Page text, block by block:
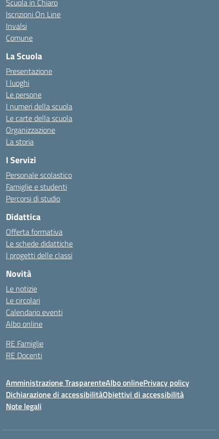
Scuola in Chiaro
Iscrizioni On Line
Invalsi
Comune
La Scuola
Presentazione
I luoghi
Le persone
I numeri della scuola
Le carte della scuola
Organizzazione
La storia
I Servizi
Personale scolastico
Famiglie e studenti
Percorsi di studio
Didattica
Offerta formativa
Le schede didattiche
I progetti delle classi
Novità
Le notizie
Le circolari
Calendario eventi
Albo online
RE Famiglie
RE Docenti
Amministrazione TrasparenteAlbo onlinePrivacy policy
Dichiarazione di accessibilitàObiettivi di accessibilità
Note legali